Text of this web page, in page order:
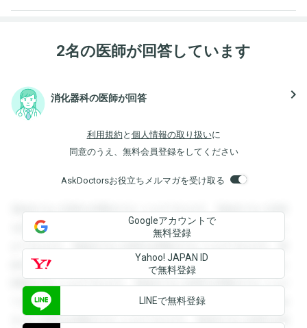
2名の医師が回答しています
消化器科の医師が回答 navigate_next
利用規約 と 個人情報の取り扱いに
同意のうえ、無料会員登録をしてください
AskDoctorsお役立ちメルマガを受け取る
登録すると回答を閲覧することができます。登録すると回答
を閲覧することができます。登録すると回答を閲覧すること
ができます。登録すると回答を閲覧することができます。登
録すると回答を閲覧することができます。登録すると回答を
閲覧することができます。登録すると回答を閲覧することが
できます。登録すると回答を閲覧することができます。登録
すると回答を閲覧することができます。登録すると回答を閲
Googleアカウントで
無料登録
Yahoo! JAPAN ID
で無料登録
LINEで無料登録